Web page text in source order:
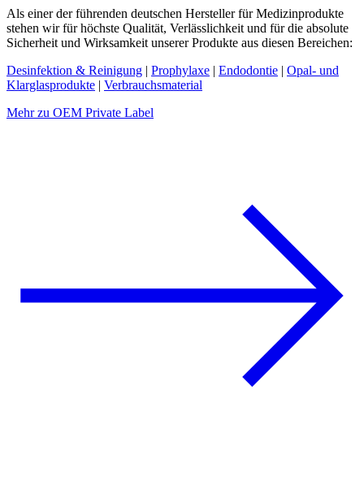
Als einer der führenden deutschen Hersteller für Medizinprodukte
stehen wir für höchste Qualität, Verlässlichkeit und für die absolute
Sicherheit und Wirksamkeit unserer Produkte aus diesen Bereichen:
Desinfektion & Reinigung | Prophylaxe | Endodontie | Opal- und
Klarglasprodukte | Verbrauchsmaterial
Mehr zu OEM Private Label